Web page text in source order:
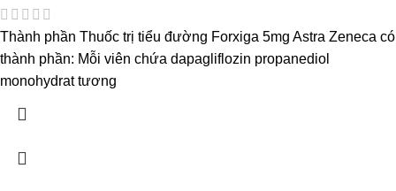
Thành phần Thuốc trị tiểu đường Forxiga 5mg Astra Zeneca có
thành phần: Mỗi viên chứa dapagliflozin propanediol
monohydrat tương